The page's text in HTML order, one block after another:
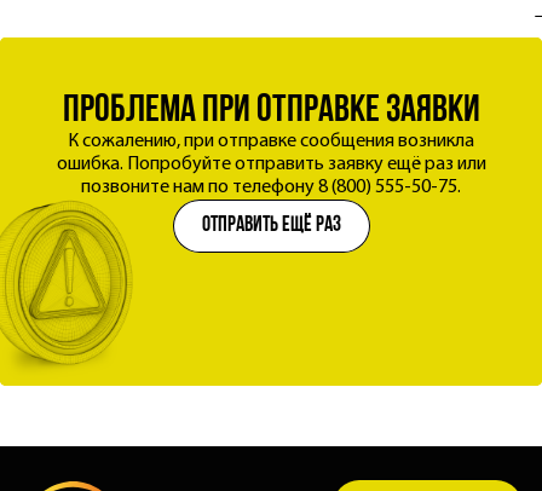
звонок
ПЕРЕЗВОНИМ, РАЗБЕРЁМСЯ В ЗАДАЧЕ,
ПОДБЕРЁМ ПЛЁНКУ И ВСЁ РАСсЧИТАЕМ
Жду звонка
заявка успешно отправлена
Мы уже обрабатываем заявку и свяжемся с вами
в течение рабочего дня.
проблема при отправке заявки
К сожалению, при отправке сообщения возникла
ошибка. Попробуйте отправить заявку ещё раз или
позвоните нам по телефону 8 (800) 555-50-75.
отправить ещё раз